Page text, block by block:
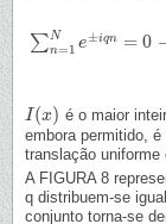
∑ N
n=1 e±iqn = 0
∑ n=1 N e±iqn= 0→e ±i
I (x)
I( x) é o maior
embora permitido,
translação
A FIGURA 8
q distribuem-se
conjunto torna-se